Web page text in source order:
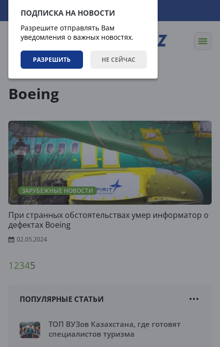
ПОДПИСКА НА НОВОСТИ
Разрешите отправлять Вам
уведомления о важных новостях.
РАЗРЕШИТЬ НЕ СЕЙЧАС
06.08.2026 08:42:30
Boeing
ЗАРУБЕЖНЫЕ НОВОСТИ
При странных обстоятельствах умер информатор о
дефектах Boeing
02.05.2024
12345
ПОПУЛЯРНЫЕ СТАТЬИ
ТОП ВУЗов Казахстана, где готовят
специалистов туризма